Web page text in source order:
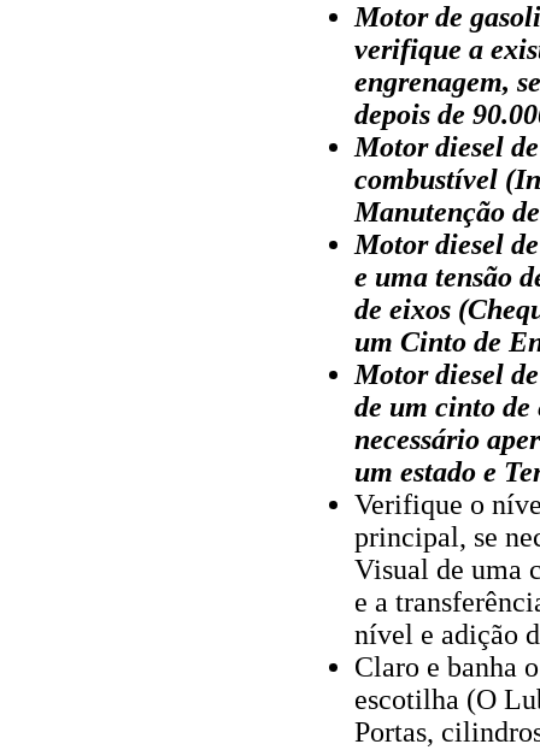
Motor de
verifique a
engrenagem,
depois de
Motor diesel
combustível
Manutenção
Motor diesel
e uma tensão
de eixos
um Cinto de
Motor diesel
de um cinto de
necessário
um estado e
Verifique o
principal, se
Visual de uma
e a
nível e adição
Claro e banha
escotilha (O
Portas,